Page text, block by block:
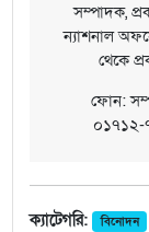
সম্পাদক,
ন্যাশনাল
থেকে
ফোন:
০১৭১২-
ক্যাটেগরি: বিনোদন